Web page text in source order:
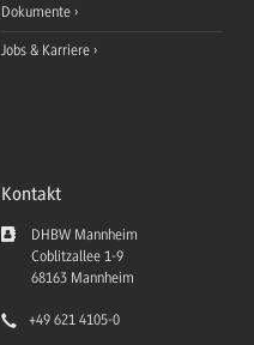
Dokumente
Jobs & Karriere
Kontakt
DHBW Mannheim
Coblitzallee 1-9
68163 Mannheim
+49 621 4105-0